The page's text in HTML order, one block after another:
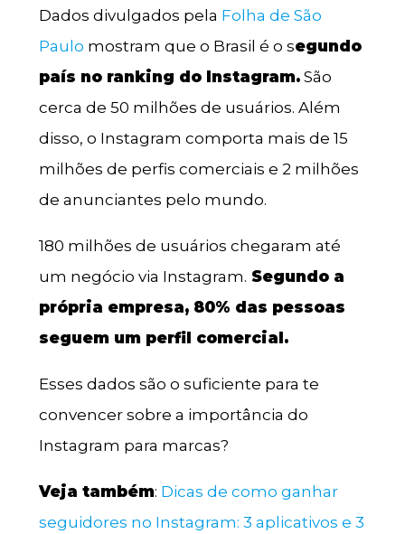
Dados divulgados pela Folha de São
Paulo mostram que o Brasil é o segundo
país no ranking do Instagram.São
cerca de 50 milhões de usuários. Além
disso, o Instagram comporta mais de 15
milhões de perfis comerciais e 2 milhões
de anunciantes pelo mundo.
180 milhões de usuários chegaram até
um negócio via Instagram. Segundo a
própria empresa, 80% das pessoas
seguem um perfil comercial.
Esses dados são o suficiente para te
convencer sobre a importância do
Instagram para marcas?
Veja também: Dicas de como ganhar
seguidores no Instagram: 3 aplicativos e 3